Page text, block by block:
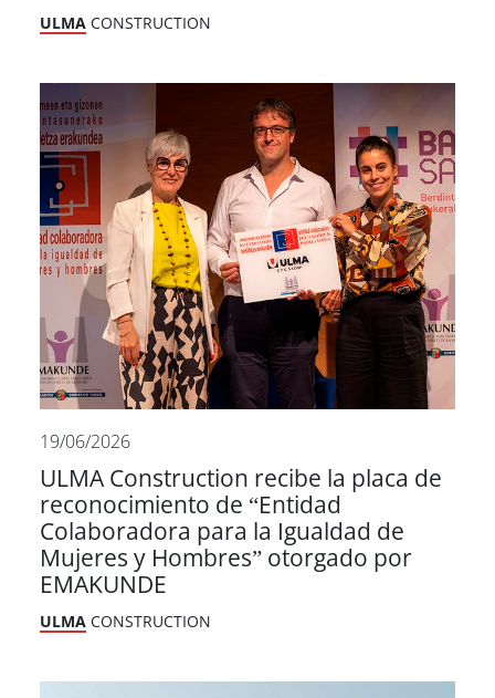
ULMA CONSTRUCTION
19/06/2026
ULMA Construction recibe la placa de
reconocimiento de “Entidad
Colaboradora para la Igualdad de
Mujeres y Hombres” otorgado por
EMAKUNDE
ULMA CONSTRUCTION